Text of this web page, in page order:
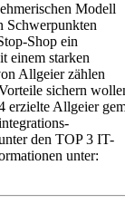
Modell
Schwerpunkten
Shop ein
einem starken
Allgeier zählen
sichern
erzielte Allgeier
den TOP 3 IT-
unter: